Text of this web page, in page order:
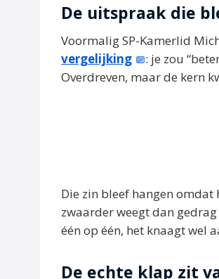
De uitspraak die
Voormalig SP-Kamerlid
vergelijking
: je zou
Overdreven, maar de kern
Die zin bleef hangen
zwaarder weegt dan
één op één, het knaagt wel
De echte klap zit